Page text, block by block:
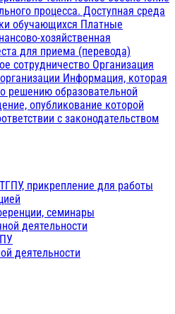
процесса. Доступная среда
обучающихся Платные
хозяйственная
для приема (перевода)
сотрудничество Организация
Информация, которая
решению образовательной
опубликование которой
с законодательством
прикрепление для работы
семинары
деятельности
деятельности